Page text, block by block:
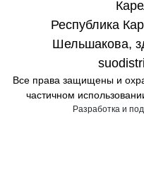
Республика
Шельшакова,
Все права защищены и
частичном
Разработка и